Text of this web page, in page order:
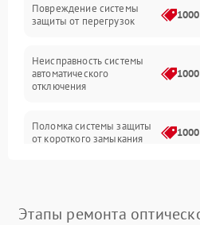
Электропитание
Механика
Корпус/Герметичность
Повреждение системы
защиты от перегрузок
Неисправность системы
автоматического
отключения
Поломка системы защиты
от короткого замыкания
Этапы ремонта